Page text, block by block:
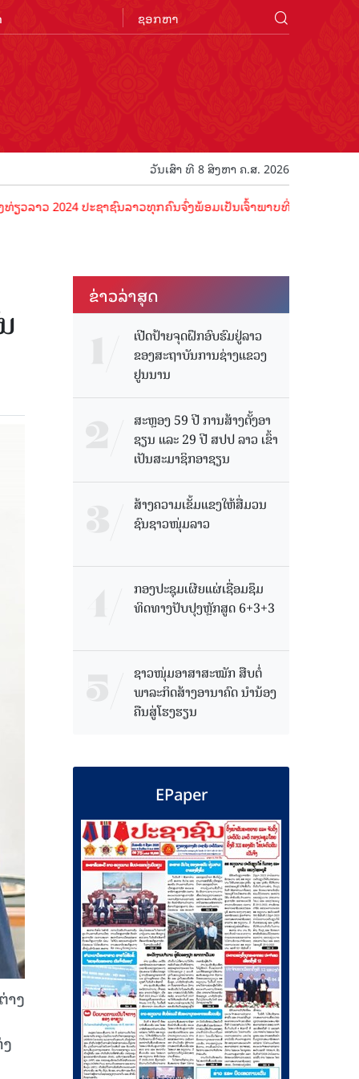
ວັນເສົາ ທີ 8 ສິງຫາ ຄ.ສ. 2026
ປະຊາຊົນລາວທຸກຄົນຈົ່ງພ້ອມເປັນເຈົ້າພາບທີ່ດີ ຕ້ອນຮັບນັກທ່ອງທ່ຽວດ້
າງ
ຂ່າວ​ລ່າ​ສຸດ
ເປີດປ້າຍຈຸດຝຶກອົບຮົມຢູ່ລາວ
ຂອງສະຖາບັນການຊ່າງແຂວງ
ຢູນນານ
ສະຫຼອງ 59 ປີ ການສ້າງຕັ້ງອາ
ຊຽນ ແລະ 29 ປີ ສປປ ລາວ ເຂົ້າ
ເປັນສະມາຊິກອາຊຽນ
ສ້າງຄວາມເຂັ້ມແຂງໃຫ້ສື່ມວນ
ຊົນຊາວໜຸ່ມລາວ
ກອງປະຊຸມເຜີຍແຜ່ເຊື່ອມຊຶມ
ທິດທາງປັບປຸງຫຼັກສູດ 6+3+3
ຊາວໜຸ່ມອາສາສະໝັກ ສືບຕໍ່
ພາລະກິດສ້າງອານາຄົດ ນໍານ້ອງ
ຄືນສູ່ໂຮງຮຽນ
EPaper